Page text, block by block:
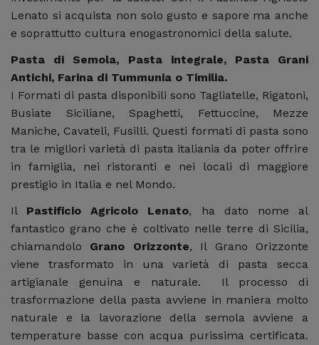
Lenato si acquista non solo gusto e sapore ma anche
e soprattutto cultura enogastronomici della salute.
Pasta di Semola, Pasta integrale, Pasta Grani
Antichi, Farina di Tummunia o Timilia.
I Formati di pasta disponibili sono Tagliatelle, Rigatoni,
Busiate Siciliane, Spaghetti, Fettuccine, Mezze
Maniche, Cavateli, Fusilli. Questi formati di pasta sono
tra le migliori varietà di pasta italiania da poter offrire
in famiglia, nei ristoranti e nei locali di maggiore
prestigio in Italia e nel Mondo.
Il Pastificio Agricolo Lenato, ha dato nome al
fantastico grano che è coltivato nelle terre di Sicilia,
chiamandolo Grano Orizzonte, Il Grano Orizzonte
viene trasformato in una varietà di pasta secca
artigianale genuina e naturale. Il processo di
trasformazione della pasta avviene in maniera molto
naturale e la lavorazione della semola avviene a
temperature basse con acqua purissima certificata.